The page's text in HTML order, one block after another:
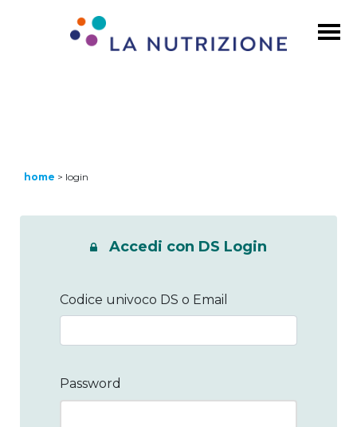
home > login
Accedi con DS Login
Codice univoco DS o Email
Password